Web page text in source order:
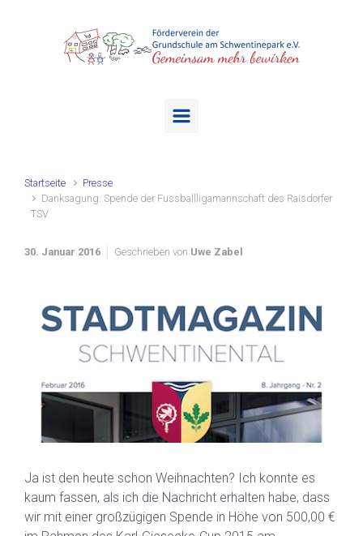
Startseite
Presse
Danksagung: Spende der Fussballligamannschaft des Raisdorfer
TSV
30. Januar 2016 Geschrieben von Uwe Zabel
Ja ist den heute schon Weihnachten? Ich konnte es
kaum fassen, als ich die Nachricht erhalten habe, dass
wir mit einer großzügigen Spende in Höhe von 500,00 €